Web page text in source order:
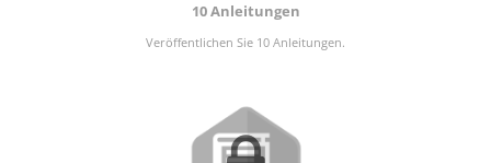
10 Anleitungen
Veröffentlichen Sie 10 Anleitungen.